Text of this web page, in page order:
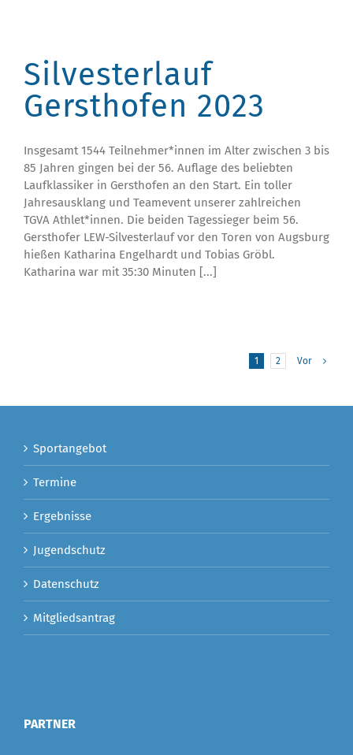
Silvesterlauf
Gersthofen 2023
Insgesamt 1544 Teilnehmer*innen im Alter zwischen 3 bis
85 Jahren gingen bei der 56. Auflage des beliebten
Laufklassiker in Gersthofen an den Start. Ein toller
Jahresausklang und Teamevent unserer zahlreichen
TGVA Athlet*innen. Die beiden Tagessieger beim 56.
Gersthofer LEW-Silvesterlauf vor den Toren von Augsburg
hießen Katharina Engelhardt und Tobias Gröbl.
Katharina war mit 35:30 Minuten [...]
1 2 Vor
Sportangebot
Termine
Ergebnisse
Jugendschutz
Datenschutz
Mitgliedsantrag
PARTNER